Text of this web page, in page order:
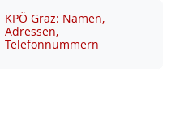
KPÖ Graz: Namen,
Adressen,
Telefonnummern